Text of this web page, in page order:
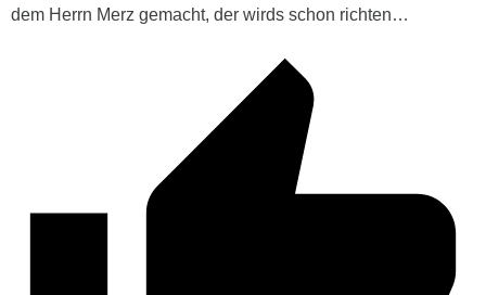
dem Herrn Merz gemacht, der wirds schon richten…